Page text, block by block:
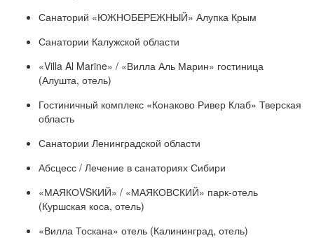
Санаторий «ЮЖНОБЕРЕЖНЫЙ» Алупка Крым
Санатории Калужской области
«Villa Al Marine» / «Вилла Аль Марин» гостиница
(Алушта, отель)
Гостиничный комплекс «Конаково Ривер Клаб» Тверская
область
Санатории Ленинградской области
Абсцесс / Лечение в санаториях Сибири
«МАЯКОVSКИЙ» / «МАЯКОВСКИЙ» парк-отель
(Куршская коса, отель)
«Вилла Тоскана» отель (Калининград, отель)